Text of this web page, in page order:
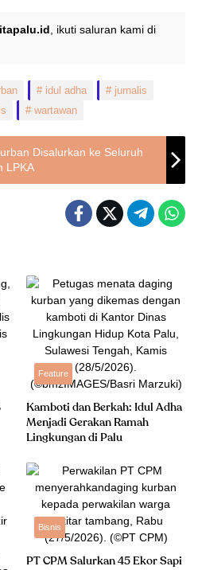
, ikuti saluran kami di
idul adha
jurnalis
wartawan
Disalurkan ke Seluruh
LPKA
Feature
Kamboti dan Berkah: Idul Adha
Menjadi Gerakan Ramah
Lingkungan di Palu
Bisnis
PT CPM Salurkan 45 Ekor Sapi